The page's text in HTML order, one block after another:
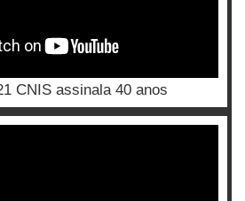
CNIS assinala 40 anos